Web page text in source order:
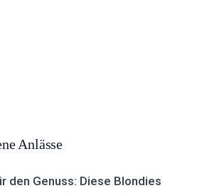
Anlässe
den Genuss: Diese Blondies